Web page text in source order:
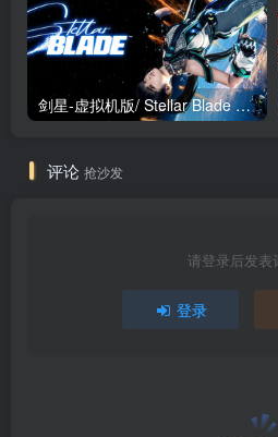
剑星-虚拟机版/ Stellar Blade v1.4.1|Build.19963153 终极版新补丁 送修改器 免安装中文版
评论 抢沙发
请登录后发表
登录